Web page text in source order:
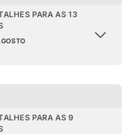
PARA AS 13
PARA AS 9